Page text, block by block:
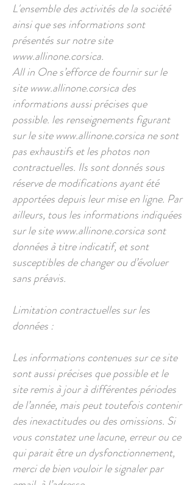
L'ensemble des activités de la société
ainsi que ses informations sont
présentés sur notre site
www.allinone.corsica.
All in One s’efforce de fournir sur le
sitewww.allinone.corsicades
informations aussi précises que
possible. les renseignements figurant
sur le sitewww.allinone.corsicane sont
pas exhaustifs et les photos non
contractuelles. Ils sont donnés sous
réserve de modifications ayant été
apportées depuis leur mise en ligne. Par
ailleurs, tous les informations indiquées
sur le sitewww.allinone.corsicasont
données à titre indicatif, et sont
susceptibles de changer ou d’évoluer
sans préavis.
Limitation contractuelles sur les
données :
Les informations contenues sur ce site
sont aussi précises que possible et le
site remis à jour à différentes périodes
de l’année, mais peut toutefois contenir
des inexactitudes ou des omissions. Si
vous constatez une lacune, erreur ou ce
qui parait être un dysfonctionnement,
merci de bien vouloir le signaler par